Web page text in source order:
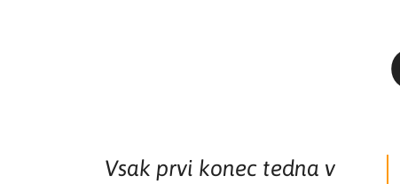
Vsak prvi konec tedna v